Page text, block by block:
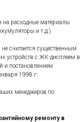
на расходные материалы
и т.д.).
считается существенным
устройств с ЖК-дисплеем в
и постановлением
1998 г.
менеджеров по
ремонту в